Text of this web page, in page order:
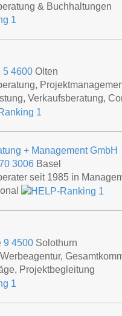
& Buchhaltungen
5 4600 Olten
Verkaufsberatung,
+ Management GmbH
3006 Basel
seit 1985 in
9 4500 Solothurn
Projektbegleitung